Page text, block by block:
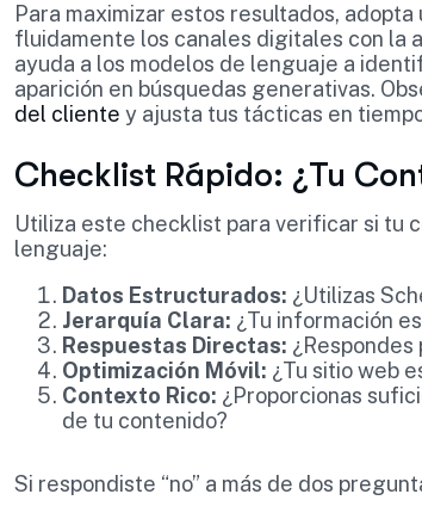
Para maximizar estos resultados, adopta
fluidamente los canales digitales con la
ayuda a los modelos de lenguaje a
aparición en búsquedas generativas.
del cliente y ajusta tus tácticas en
Checklist Rápido: ¿Tu
Utiliza este checklist para verificar si tu
lenguaje:
Datos Estructurados: ¿Utilizas
Jerarquía Clara: ¿Tu información
Respuestas Directas:
Optimización Móvil: ¿Tu sitio web
Contexto Rico: ¿Proporcionas
de tu contenido?
Si respondiste “no” a más de dos